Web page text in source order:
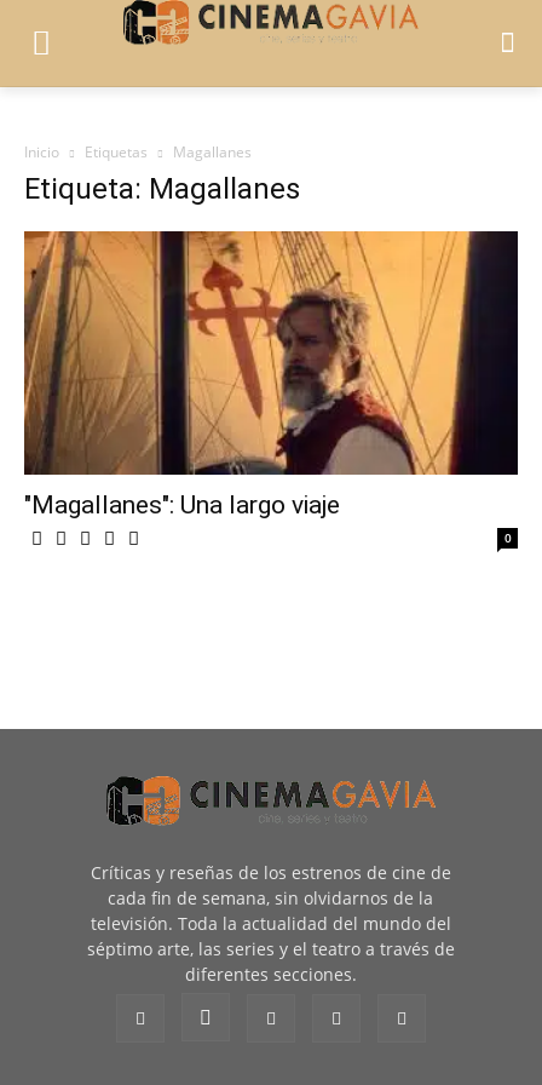
Inicio Etiquetas Magallanes
Etiqueta: Magallanes
"Magallanes": Una largo viaje
0
Críticas y reseñas de los estrenos de cine de
cada fin de semana, sin olvidarnos de la
televisión. Toda la actualidad del mundo del
séptimo arte, las series y el teatro a través de
diferentes secciones.